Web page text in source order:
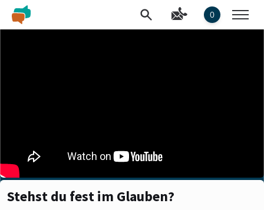
0
Stehst du fest im Glauben?